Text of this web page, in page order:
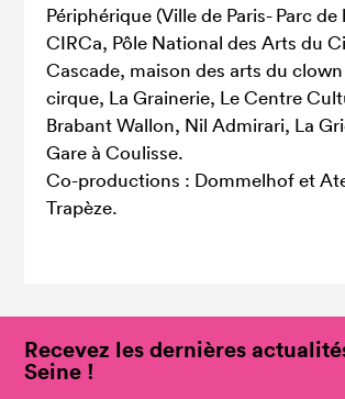
Périphérique (Ville de Paris- Parc de
CIRCa, Pôle National des Arts du
Cascade, maison des arts du
cirque, La Grainerie, Le Centre
Brabant Wallon, Nil Admirari, La
Gare à Coulisse.
Co-productions : Dommelhof et
Trapèze.
Recevez les dernières
Seine !